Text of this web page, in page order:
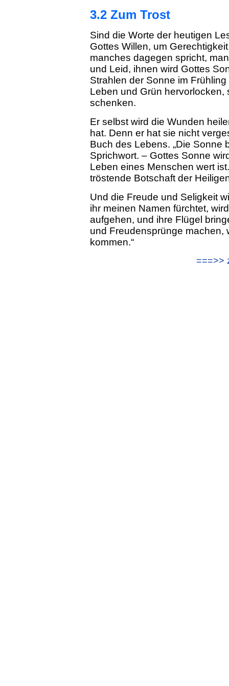
3.2 Zum Trost
Sind die Worte der heutigen
Gottes Willen, um
manches dagegen spricht,
und Leid, ihnen wird Gottes
Strahlen der Sonne im
Leben und Grün hervorlocken,
schenken.
Er selbst wird die Wunden
hat. Denn er hat sie nicht
Buch des Lebens. „Die Sonne
Sprichwort. – Gottes Sonne
Leben eines Menschen wert
tröstende Botschaft der
Und die Freude und Seligkeit
ihr meinen Namen fürchtet,
aufgehen, und ihre Flügel
und Freudensprünge machen,
kommen.“
===>>